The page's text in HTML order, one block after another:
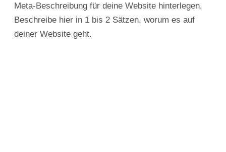
Meta-Beschreibung für deine Website hinterlegen.
Beschreibe hier in 1 bis 2 Sätzen, worum es auf
deiner Website geht.